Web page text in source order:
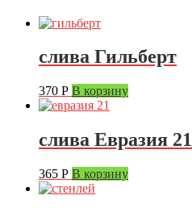
слива Гильберт
370 Р В корзину
слива Евразия 21
365 Р В корзину